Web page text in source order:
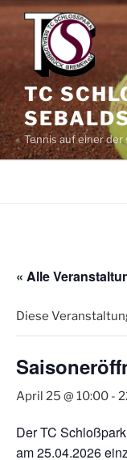
Zum
Inhalt
springen
TC
Tennis auf einer
« Alle
Diese
April 25 @ 10:00 -
Der TC
am 25.04.2026